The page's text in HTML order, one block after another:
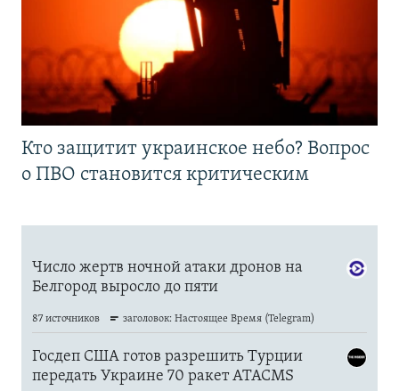
Кто защитит украинское небо? Вопрос
о ПВО становится критическим